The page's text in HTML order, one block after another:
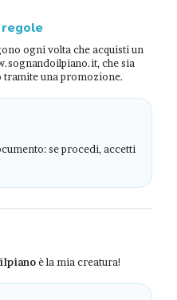
regole
ogni volta che acquisti un
che sia
una promozione.
se procedi, accetti
è la mia creatura!